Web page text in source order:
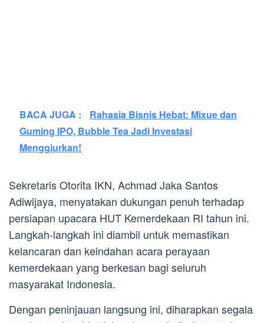
BACA JUGA :
Rahasia Bisnis Hebat: Mixue dan
Guming IPO, Bubble Tea Jadi Investasi
Menggiurkan!
Sekretaris Otorita IKN, Achmad Jaka Santos
Adiwijaya, menyatakan dukungan penuh terhadap
persiapan upacara HUT Kemerdekaan RI tahun ini.
Langkah-langkah ini diambil untuk memastikan
kelancaran dan keindahan acara perayaan
kemerdekaan yang berkesan bagi seluruh
masyarakat Indonesia.
Dengan peninjauan langsung ini, diharapkan segala